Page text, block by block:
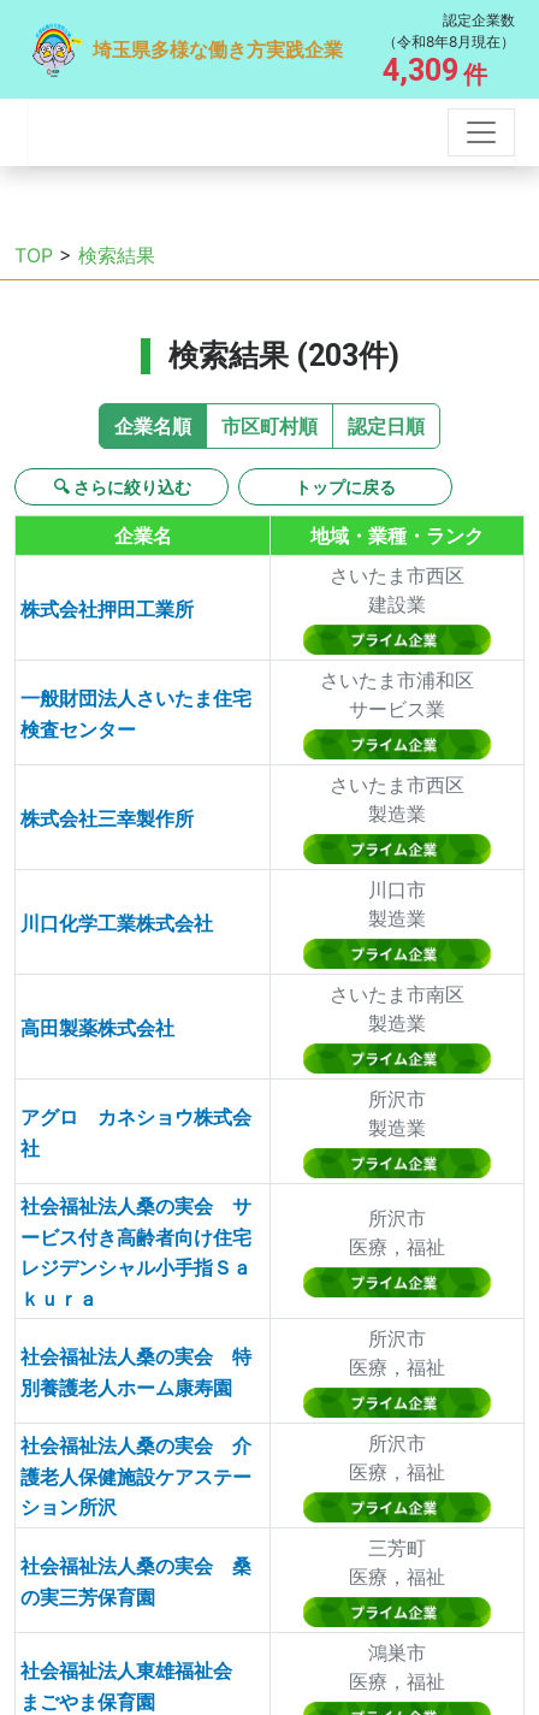
埼玉県多様な働き方実践企業
認定企業数
（令和8年8月現在）
4,309 件
TOP > 検索結果
検索結果 (203件)
企業名順 市区町村順 認定日順
🔍 さらに絞り込む トップに戻る
企業名 地域・業種・ランク
株式会社押田工業所
さいたま市西区
建設業
一般財団法人さいたま住宅
検査センター
さいたま市浦和区
サービス業
株式会社三幸製作所
さいたま市西区
製造業
川口化学工業株式会社
川口市
製造業
高田製薬株式会社
さいたま市南区
製造業
アグロ カネショウ株式会
社
所沢市
製造業
社会福祉法人桑の実会 サ
ービス付き高齢者向け住宅
レジデンシャル小手指Ｓａ
ｋｕｒａ
所沢市
医療，福祉
社会福祉法人桑の実会 特
別養護老人ホーム康寿園
所沢市
医療，福祉
社会福祉法人桑の実会 介
護老人保健施設ケアステー
ション所沢
所沢市
医療，福祉
社会福祉法人桑の実会 桑
の実三芳保育園
三芳町
医療，福祉
社会福祉法人東雄福祉会
まごやま保育園
鴻巣市
医療，福祉